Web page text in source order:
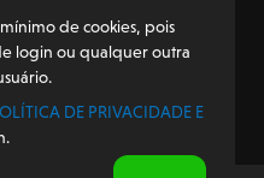
de cookies, pois
login ou qualquer outra
DE PRIVACIDADE E